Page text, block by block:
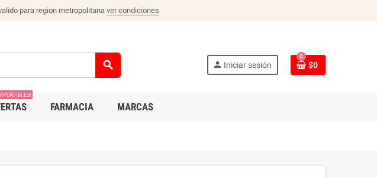
para region metropolitana ver condiciones
search person Iniciar sesión
0
$0
FARMACIA MARCAS